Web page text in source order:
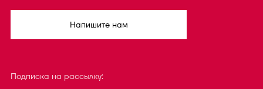
Напишите нам
Подписка на рассылку: